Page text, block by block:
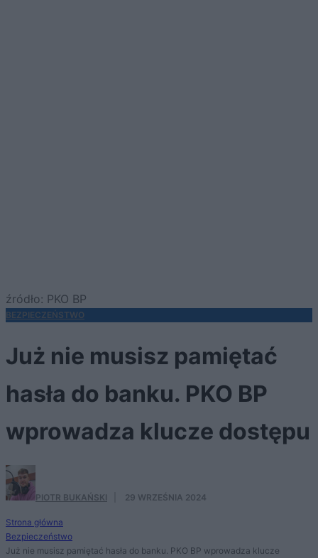
źródło: PKO BP
BEZPIECZEŃSTWO
Już nie musisz pamiętać
hasła do banku. PKO BP
wprowadza klucze dostępu
PIOTR BUKAŃSKI 29 WRZEŚNIA 2024
Strona główna
Bezpieczeństwo
Już nie musisz pamiętać hasła do banku. PKO BP wprowadza klucze